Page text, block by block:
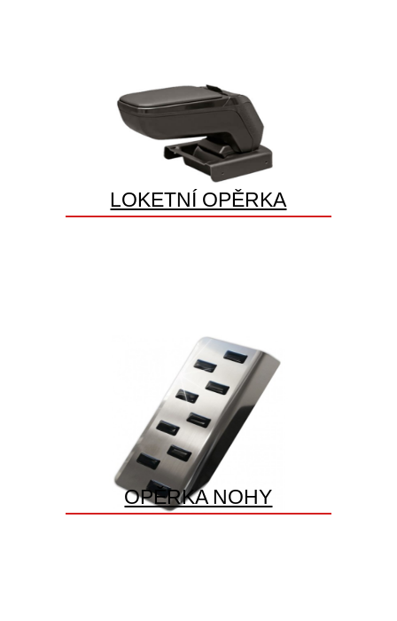
LOKETNÍ OPĚRKA
OPĚRKA NOHY